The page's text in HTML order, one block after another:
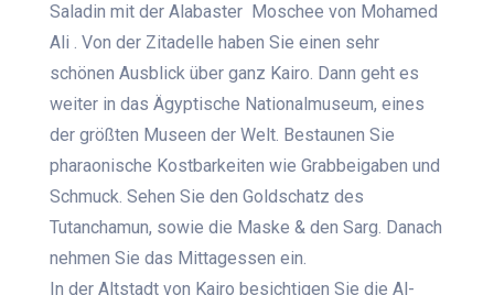
Saladin mit der Alabaster Moschee von Mohamed
Ali . Von der Zitadelle haben Sie einen sehr
schönen Ausblick über ganz Kairo. Dann geht es
weiter in das Ägyptische Nationalmuseum, eines
der größten Museen der Welt. Bestaunen Sie
pharaonische Kostbarkeiten wie Grabbeigaben und
Schmuck. Sehen Sie den Goldschatz des
Tutanchamun, sowie die Maske & den Sarg. Danach
nehmen Sie das Mittagessen ein.
In der Altstadt von Kairo besichtigen Sie die Al-